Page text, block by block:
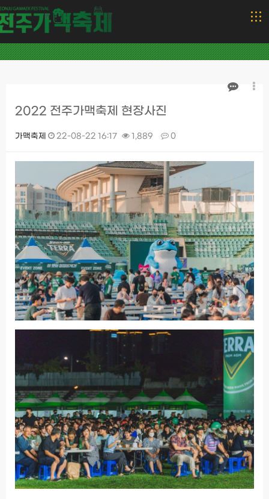
2022 전주가맥축제 현장사진
가맥축제 22-08-22 16:17 1,889 0